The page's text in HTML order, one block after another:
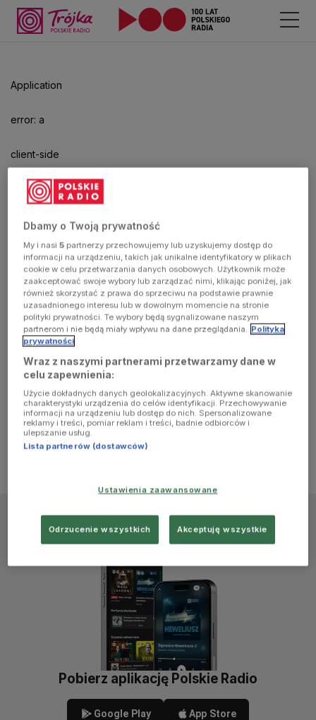
Application
error: a
client-side
exception
has
occurred
(see the
browser
console for
more
information)
aby
odtwarzać.
Pobierz aplikację Polskie Radio
Google Play App Store
Dbamy o Twoją prywatność
My i nasi5 partnerzy przechowujemy lub uzyskujemy dostęp do
informacji na urządzeniu, takich jak unikalne identyfikatory w plikach
cookie w celu przetwarzania danych osobowych. Użytkownik może
zaakceptować swoje wybory lub zarządzać nimi, klikając poniżej, jak
również skorzystać z prawa do sprzeciwu na podstawie prawnie
uzasadnionego interesu lub w dowolnym momencie na stronie
polityki prywatności. Te wybory będą sygnalizowane naszym
partnerom i nie będą miały wpływu na dane przeglądania. Polityka
prywatności
Wraz z naszymi partnerami przetwarzamy dane w
celu zapewnienia:
Użycie dokładnych danych geolokalizacyjnych. Aktywne skanowanie
charakterystyki urządzenia do celów identyfikacji. Przechowywanie
informacji na urządzeniu lub dostęp do nich. Spersonalizowane
reklamy i treści, pomiar reklam i treści, badnie odbiorców i
ulepszanie usług.
Lista partnerów (dostawców)
Ustawienia zaawansowane
Odrzucenie wszystkich Akceptuję wszystkie